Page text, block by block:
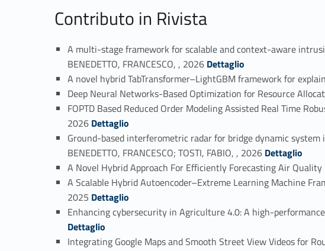
Contributo in Rivista
A multi-stage framework for scalable and context-aware
BENEDETTO, FRANCESCO, , 2026 Link identifier #identifier_person_89672-1
Dettaglio
A novel hybrid TabTransformer–LightGBM framework for
Deep Neural Networks-Based Optimization for Resource
FOPTD Based Reduced Order Modeling Assisted Real Time
2026 Link identifier #identifier_person_1030-4
Dettaglio
Ground-based interferometric radar for bridge dynamic
BENEDETTO, FRANCESCO; TOSTI, FABIO, , 2026Link identifier #identifier_person_179585-5Dettaglio
A Novel Hybrid Approach For Efficiently Forecasting Air Quality
A Scalable Hybrid Autoencoder–Extreme Learning Machine
2025 Link identifier #identifier_person_101177-7
Dettaglio
Enhancing cybersecurity in Agriculture 4.0: A high-
Dettaglio
Integrating Google Maps and Smooth Street View Videos for